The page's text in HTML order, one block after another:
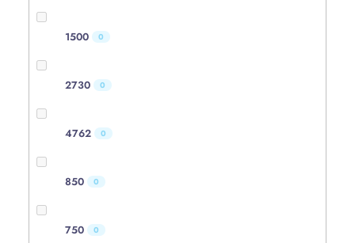
1500 0
2730 0
4762 0
850 0
750 0